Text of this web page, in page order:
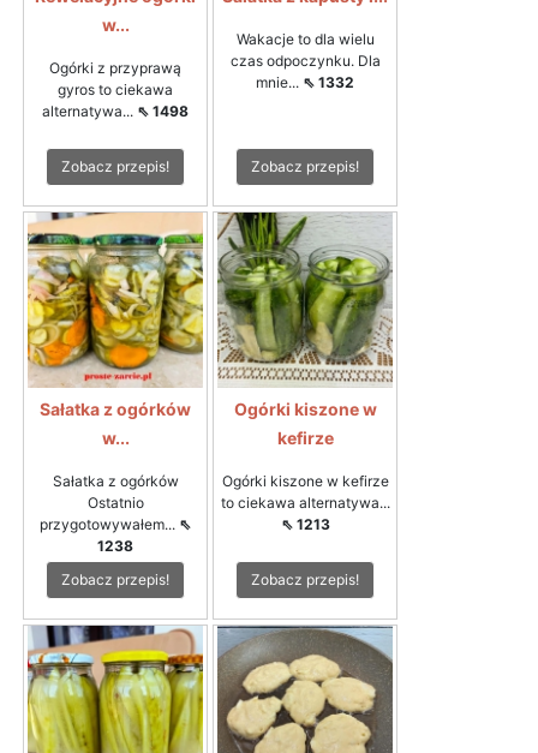
w...
Ogórki z przyprawą
gyros to ciekawa
alternatywa... ⇖ 1498
Zobacz przepis!
Wakacje to dla wielu
czas odpoczynku. Dla
mnie... ⇖ 1332
Zobacz przepis!
Sałatka z ogórków
w...
Sałatka z ogórków
Ostatnio
przygotowywałem... ⇖
1238
Zobacz przepis!
Ogórki kiszone w
kefirze
Ogórki kiszone w kefirze
to ciekawa alternatywa...
⇖ 1213
Zobacz przepis!